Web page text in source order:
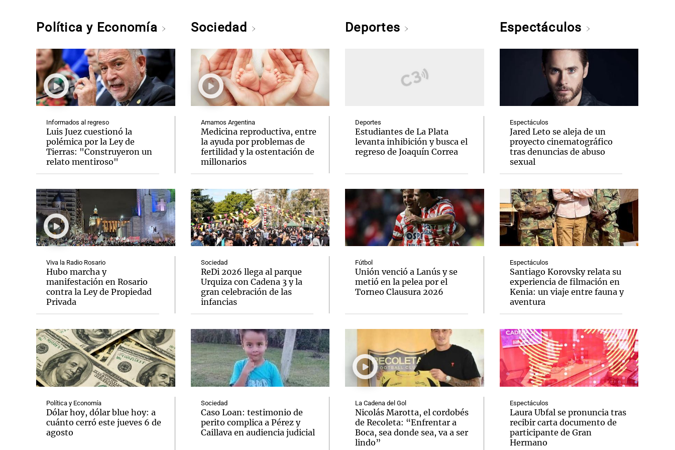
Política y Economía
Informados al regreso
Luis Juez cuestionó la
polémica por la Ley de
Tierras: "Construyeron un
relato mentiroso"
Viva la Radio Rosario
Hubo marcha y
manifestación en Rosario
contra la Ley de Propiedad
Privada
Política y Economía
Dólar hoy, dólar blue hoy: a
cuánto cerró este jueves 6 de
agosto
Sociedad
Amamos Argentina
Medicina reproductiva, entre
la ayuda por problemas de
fertilidad y la ostentación de
millonarios
Sociedad
ReDi 2026 llega al parque
Urquiza con Cadena 3 y la
gran celebración de las
infancias
Sociedad
Caso Loan: testimonio de
perito complica a Pérez y
Caillava en audiencia judicial
Deportes
Deportes
Estudiantes de La Plata
levanta inhibición y busca el
regreso de Joaquín Correa
Fútbol
Unión venció a Lanús y se
metió en la pelea por el
Torneo Clausura 2026
La Cadena del Gol
Nicolás Marotta, el cordobés
de Recoleta: “Enfrentar a
Boca, sea donde sea, va a ser
lindo”
Espectáculos
Espectáculos
Jared Leto se aleja de un
proyecto cinematográfico
tras denuncias de abuso
sexual
Espectáculos
Santiago Korovsky relata su
experiencia de filmación en
Kenia: un viaje entre fauna y
aventura
Espectáculos
Laura Ubfal se pronuncia tras
recibir carta documento de
participante de Gran
Hermano
Notas Notas
El huracán de Arequito
Notas
Cadena 3 en Groenlandia
Notas